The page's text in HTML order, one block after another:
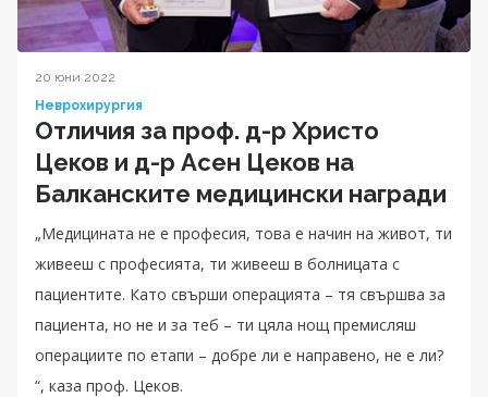
20 юни 2022
Неврохирургия
Отличия за проф. д-р Христо
Цеков и д-р Асен Цеков на
Балканските медицински награди
„Медицината не е професия, това е начин на живот, ти
живееш с професията, ти живееш в болницата с
пациентите. Като свърши операцията – тя свършва за
пациента, но не и за теб – ти цяла нощ премисляш
операциите по етапи – добре ли е направено, не е ли?
“, каза проф. Цеков.